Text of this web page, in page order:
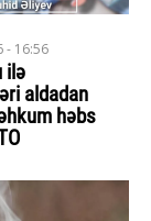
- 16:56
ilə
aldadan
həbs